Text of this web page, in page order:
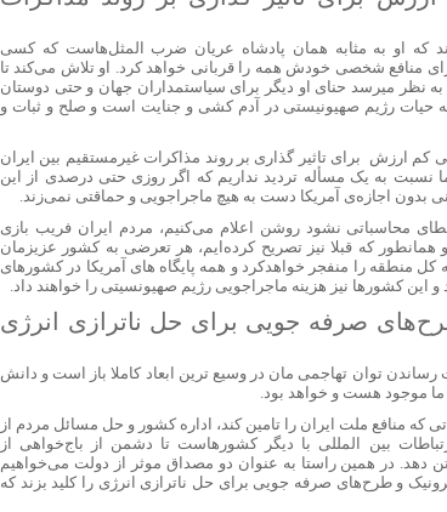
که او به مثابه همان پادشاه عریان ضرب المثل‌هاست که کسی
منافع شخصی خودش همه را قربانی خواهد کرد. او تلاش می‌کند تا
نظر میرسد حنای او دیگر برای سیاستمداران جهان و حتی دوستان
که حیات رژیم صهیونیستی در آدم کشی و جنایت است و صلح و ثبات و
کم ارزش برای تاثیر گذاری بر روند مذاکرات غیرمستقیم بین ایران
نسبت به یک مسأله تردید نداریم که اگر روزی حتی درصدی از این
بدون اجازه‌ی آمریکا دست به هیچ ماجراجویی و حماقتی نمی‌زند.
محاسباتی نشود روشن اعلام می‌کنیم، مردم ایران فریب بازی
که قبلا نیز تصریح کرده‌ایم، هر تعرضی به کشور عزیزمان
منطقه را منفجر خواهدکرد و همه‌ پایگاه های آمریکا در کشورهای
این کشورها نیز هزینه‌ ماجراجویی رژیم صهیونسیتی را خواهند داد.
صرفه جویی برای حل ناترازی انرژی
توان تهاجمی مان در وسیع ترین ابعاد کاملا باز است و دانش
ما موجود هست و خواهد بود.
که منافع ملت ایران را تامین کند، اداره‌ کشور و حل مسائل مردم از
بین المللی با دیگر کشورهاست تا دشمن از باج‌خواهی از
دهد. در همین راستا به عنوان دو مصداق موثر از دولت می‌خواهیم
و طرح‌های صرفه جویی برای حل ناترازی انرژی را کلید بزند که